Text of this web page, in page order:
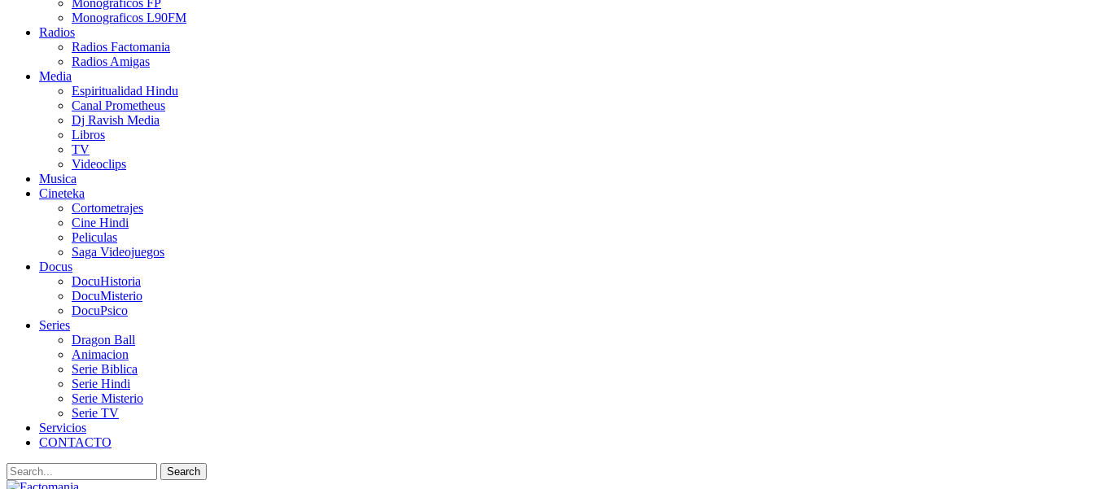
Monograficos FP
Monograficos L90FM
Radios
Radios Factomania
Radios Amigas
Media
Espiritualidad Hindu
Canal Prometheus
Dj Ravish Media
Libros
TV
Videoclips
Musica
Cineteka
Cortometrajes
Cine Hindi
Peliculas
Saga Videojuegos
Docus
DocuHistoria
DocuMisterio
DocuPsico
Series
Dragon Ball
Animacion
Serie Biblica
Serie Hindi
Serie Misterio
Serie TV
Servicios
CONTACTO